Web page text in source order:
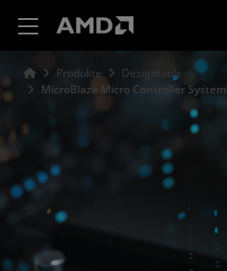
Produkte
Designtools
MicroBlaze Micro Controller System